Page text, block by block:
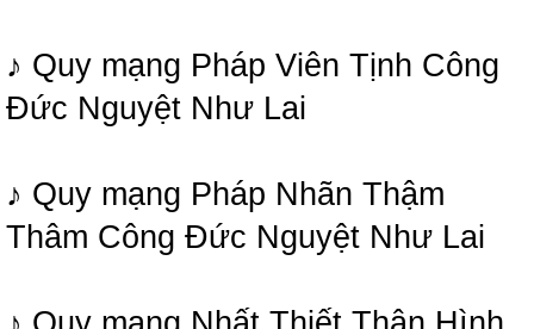
♪ Quy mạng Pháp Viên Tịnh Công
Đức Nguyệt Như Lai
♪ Quy mạng Pháp Nhãn Thậm
Thâm Công Đức Nguyệt Như Lai